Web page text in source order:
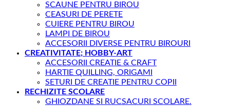
SCAUNE PENTRU BIROU
CEASURI DE PERETE
CUIERE PENTRU BIROU
LAMPI DE BIROU
ACCESORII DIVERSE PENTRU BIROURI
CREATIVITATE; HOBBY-ART
ACCESORII CREATIE & CRAFT
HARTIE QUILLING, ORIGAMI
SETURI DE CREATIE PENTRU COPII
RECHIZITE SCOLARE
GHIOZDANE SI RUCSACURI SCOLARE.